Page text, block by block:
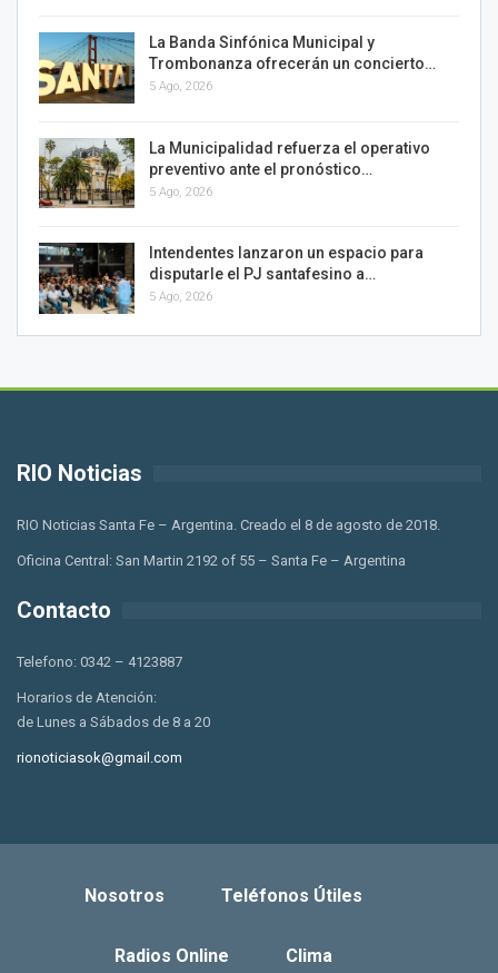
La Banda Sinfónica Municipal y
Trombonanza ofrecerán un concierto…
5 Ago, 2026
La Municipalidad refuerza el operativo
preventivo ante el pronóstico…
5 Ago, 2026
Intendentes lanzaron un espacio para
disputarle el PJ santafesino a…
5 Ago, 2026
RIO Noticias
RIO Noticias Santa Fe – Argentina. Creado el 8 de agosto de 2018.
Oficina Central: San Martin 2192 of 55 – Santa Fe – Argentina
Contacto
Telefono: 0342 – 4123887
Horarios de Atención:
de Lunes a Sábados de 8 a 20
rionoticiasok@gmail.com
Nosotros Teléfonos Útiles
Radios Online Clima